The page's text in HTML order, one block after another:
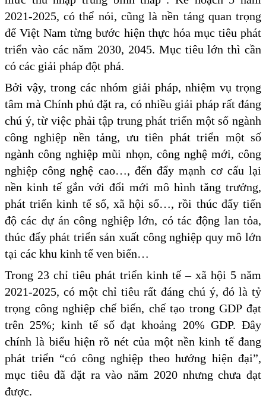
2021-2025, có thể nói, cũng là nền tảng quan trọng
để Việt Nam từng bước hiện thực hóa mục tiêu phát
triển vào các năm 2030, 2045. Mục tiêu lớn thì cần
có các giải pháp đột phá.
Bởi vậy, trong các nhóm giải pháp, nhiệm vụ trọng
tâm mà Chính phủ đặt ra, có nhiều giải pháp rất đáng
chú ý, từ việc phải tập trung phát triển một số ngành
công nghiệp nền tảng, ưu tiên phát triển một số
ngành công nghiệp mũi nhọn, công nghệ mới, công
nghiệp công nghệ cao…, đến đẩy mạnh cơ cấu lại
nền kinh tế gắn với đổi mới mô hình tăng trưởng,
phát triển kinh tế số, xã hội số…, rồi thúc đẩy tiến
độ các dự án công nghiệp lớn, có tác động lan tỏa,
thúc đẩy phát triển sản xuất công nghiệp quy mô lớn
tại các khu kinh tế ven biển…
Trong 23 chỉ tiêu phát triển kinh tế – xã hội 5 năm
2021-2025, có một chỉ tiêu rất đáng chú ý, đó là tỷ
trọng công nghiệp chế biến, chế tạo trong GDP đạt
trên 25%; kinh tế số đạt khoảng 20% GDP. Đây
chính là biểu hiện rõ nét của một nền kinh tế đang
phát triển “có công nghiệp theo hướng hiện đại”,
mục tiêu đã đặt ra vào năm 2020 nhưng chưa đạt
được.